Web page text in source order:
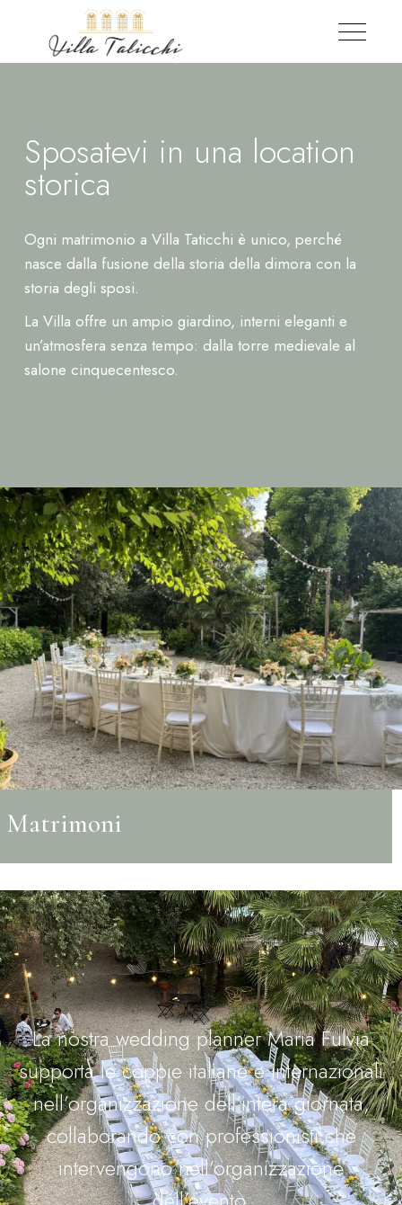
Matrimoni
Sposatevi in ​​una location
storica
Ogni matrimonio a Villa Taticchi è unico, perché
nasce dalla fusione della storia della dimora con la
storia degli sposi.
La Villa offre un ampio giardino, interni eleganti e
un’atmosfera senza tempo: dalla torre medievale al
salone cinquecentesco.
La nostra wedding planner Maria Fulvia
supporta le coppie italiane e internazionali
nell’organizzazione dell’intera giornata,
collaborando con professionisti che
intervengono nell’organizzazione